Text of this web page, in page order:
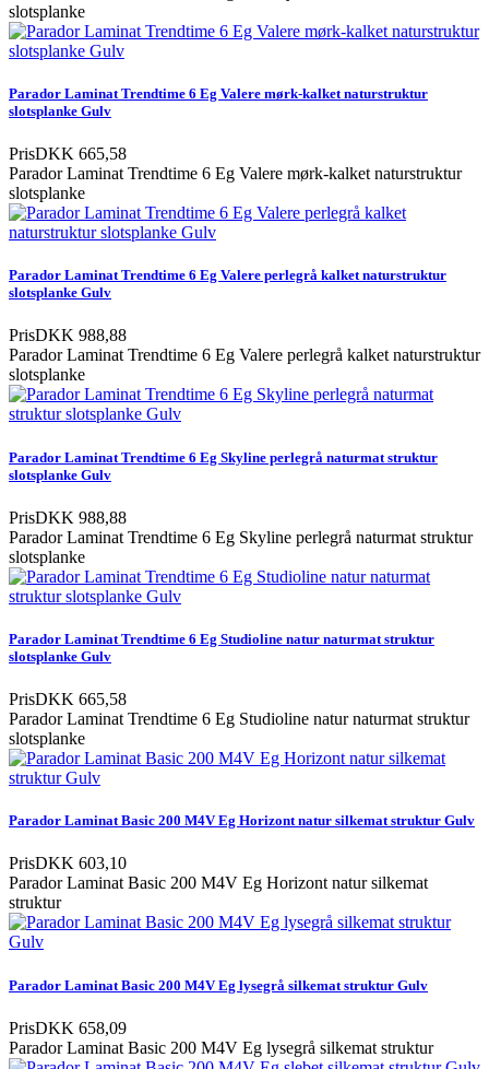
slotsplanke
Parador Laminat Trendtime 6 Eg Valere mørk-kalket naturstruktur
slotsplanke Gulv
PrisDKK 665,58
Parador Laminat Trendtime 6 Eg Valere mørk-kalket naturstruktur
slotsplanke
Parador Laminat Trendtime 6 Eg Valere perlegrå kalket naturstruktur
slotsplanke Gulv
PrisDKK 988,88
Parador Laminat Trendtime 6 Eg Valere perlegrå kalket naturstruktur
slotsplanke
Parador Laminat Trendtime 6 Eg Skyline perlegrå naturmat struktur
slotsplanke Gulv
PrisDKK 988,88
Parador Laminat Trendtime 6 Eg Skyline perlegrå naturmat struktur
slotsplanke
Parador Laminat Trendtime 6 Eg Studioline natur naturmat struktur
slotsplanke Gulv
PrisDKK 665,58
Parador Laminat Trendtime 6 Eg Studioline natur naturmat struktur
slotsplanke
Parador Laminat Basic 200 M4V Eg Horizont natur silkemat struktur Gulv
PrisDKK 603,10
Parador Laminat Basic 200 M4V Eg Horizont natur silkemat
struktur
Parador Laminat Basic 200 M4V Eg lysegrå silkemat struktur Gulv
PrisDKK 658,09
Parador Laminat Basic 200 M4V Eg lysegrå silkemat struktur